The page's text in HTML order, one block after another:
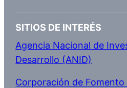
SITIOS DE INTERÉS
Agencia Nacional de
Desarrollo (ANID)
Corporación de Fomento